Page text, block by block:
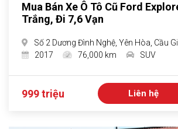
Mua Bán Xe Ô Tô Cũ Ford
Trắng, Đi 7,6 Vạn
Số 2 Dương Đình Nghệ, Yên Hòa, Cầu
2017
76,000 km SUV
999 triệu Liên hệ